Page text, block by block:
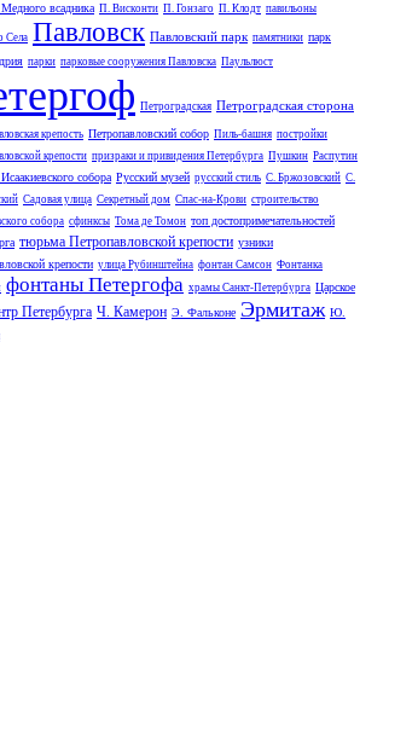
всадника П. Висконти П. Гонзаго П. Клодт павильоны
Села Павловск Павловский парк памятники парк
парки парковые сооружения Павловска Паульлюст
Петроградская Петроградская сторона
крепость Петропавловский собор Пиль-башня постройки
крепости призраки и привидения Петербурга Пушкин Распутин
собора Русский музей русский стиль С. Бржозовский С.
Садовая улица Секретный дом Спас-на-Крови строительство
собора сфинксы Тома де Томон топ достопримечательностей
тюрьма Петропавловской крепости узники
крепости улица Рубинштейна фонтан Самсон Фонтанка
фонтаны Петергофа храмы Санкт-Петербурга Царское
Петербурга Ч. Камерон Э. Фальконе Эрмитаж Ю.